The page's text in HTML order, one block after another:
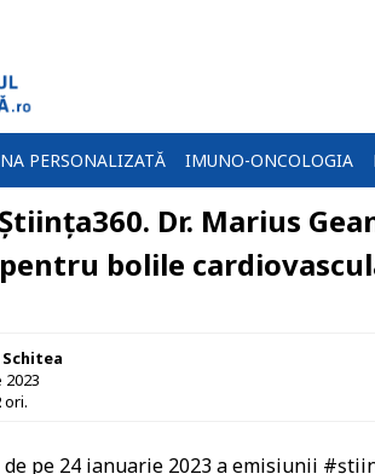
PERSONALIZATĂ IMUNO-ONCOLOGIA
Dr. Marius
bolile
2023
ori.
pe 24 ianuarie 2023 a emisiunii